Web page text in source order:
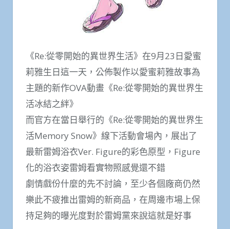
《Re:從零開始的異世界生活》在9月23日愛蜜
莉雅生日這一天，公佈製作以愛蜜莉雅故事為
主題的新作OVA動畫《Re:從零開始的異世界生
活冰結之絆》
而官方在當日舉行的《Re:從零開始的異世界生
活Memory Snow》線下活動會場內，展出了
最新雷姆浴衣Ver. Figure的彩色原型，Figure
化的浴衣姿雷姆看實物照感覺還不錯
劇情戲份什麼的先不討論，至少各個廠商仍然
樂此不疲推出雷姆的新商品，在周邊市場上保
持足夠的曝光度對於雷姆黨來說這就是好事